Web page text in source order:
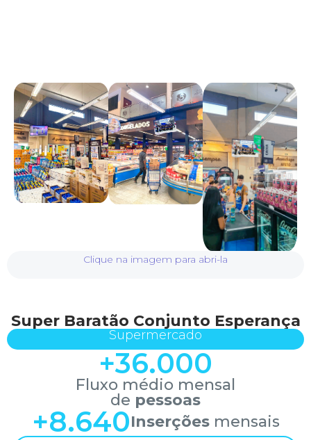
Super Baratão Conjunto Esperança
Supermercado
+36.000
Fluxo médio mensal
de pessoas
+8.640Inserçõesmensais
Clique na imagem para abri-la